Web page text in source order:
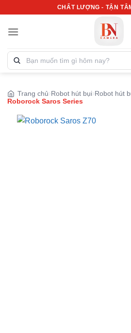
nội
CHẤT LƯỢNG - TẬN
Tìm
kiếm
phẩm:
Trang chủ Robot hút bụi Robot hút
Roborock Saros Series